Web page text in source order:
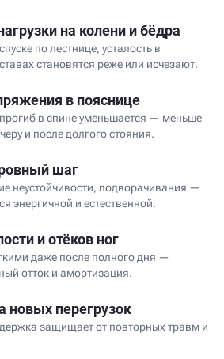
на колени и бёдра
по лестнице, усталость в
становятся реже или исчезают.
в пояснице
в спине уменьшается — меньше
и после долгого стояния.
шаг
неустойчивости, подворачивания —
энергичной и естественной.
и отёков ног
даже после полного дня —
отток и амортизация.
новых перегрузок
защищает от повторных травм и